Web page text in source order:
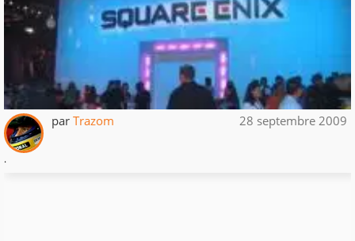
par Trazom 28 septembre 2009
.